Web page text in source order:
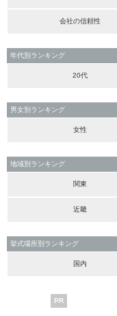
会社の信頼性
年代別ランキング
20代
男女別ランキング
女性
地域別ランキング
関東
近畿
挙式場所別ランキング
国内
PR